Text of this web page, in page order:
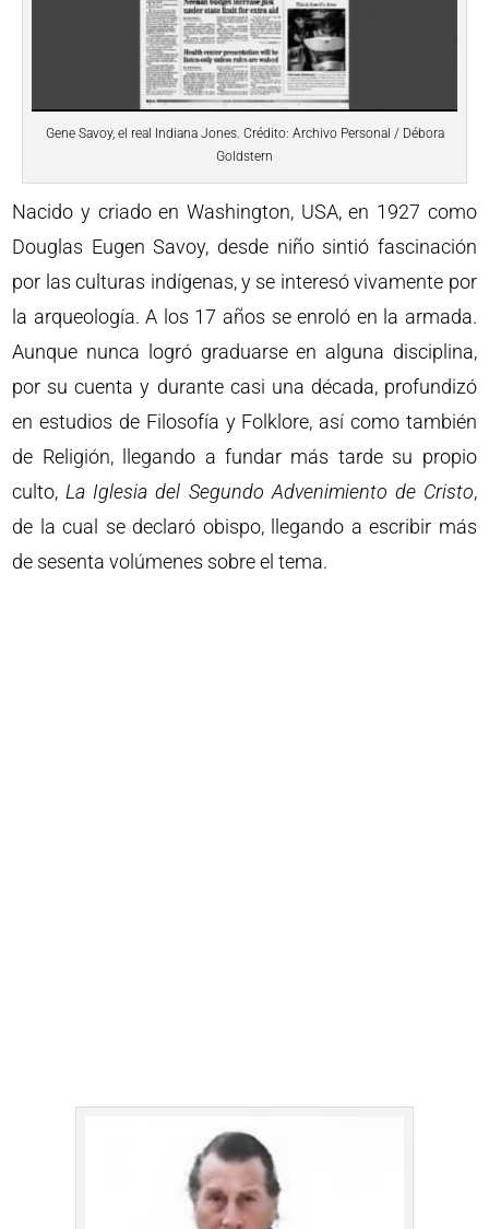
Gene Savoy, el real Indiana Jones. Crédito: Archivo Personal / Débora
Goldstern
Nacido y criado en Washington, USA, en 1927 como
Douglas Eugen Savoy, desde niño sintió fascinación
por las culturas indígenas, y se interesó vivamente por
la arqueología. A los 17 años se enroló en la armada.
Aunque nunca logró graduarse en alguna disciplina,
por su cuenta y durante casi una década, profundizó
en estudios de Filosofía y Folklore, así como también
de Religión, llegando a fundar más tarde su propio
culto, La Iglesia del Segundo Advenimiento de Cristo,
de la cual se declaró obispo, llegando a escribir más
de sesenta volúmenes sobre el tema.